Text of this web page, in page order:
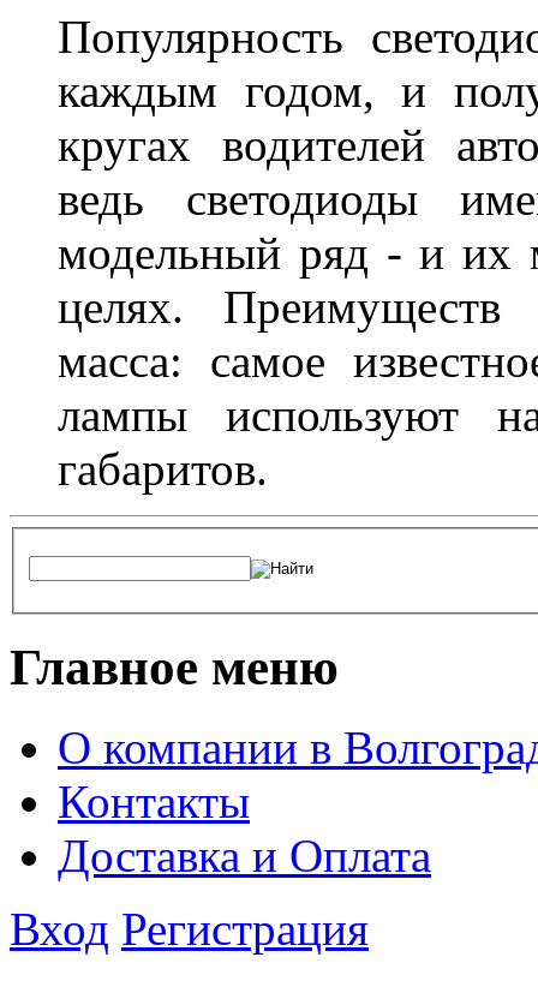
Популярность
каждым годом, и
кругах водителей
ведь светодиоды
модельный ряд - и их
целях.
масса: самое
лампы используют
габаритов.
Главное меню
О компании в
Контакты
Доставка и Оплата
Вход Регистрация